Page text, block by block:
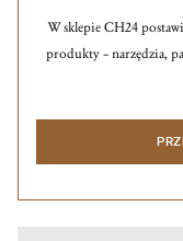
W sklepie CH24
produkty – narzędzia,